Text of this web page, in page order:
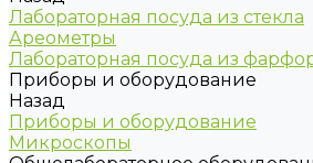
Лабораторная посуда из стекла
Ареометры
Лабораторная посуда из
Приборы и оборудование
Назад
Приборы и оборудование
Микроскопы